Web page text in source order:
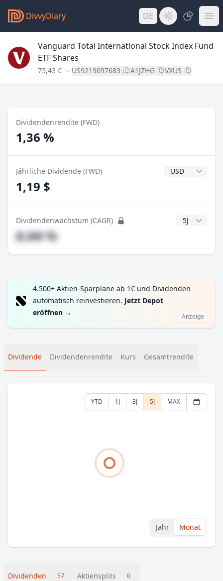
DivvyDiary DE
Vanguard Total International Stock Index Fund
ETF Shares
75,43 € US9219097683 A1JZHG VXUS
Dividendenrendite (FWD)
1,36 %
Jährliche Dividende (FWD)
1,19 $
Dividendenwachstum (CAGR) CAGR Jahre
#,## %
4.500+ Aktien-Sparpläne ab 1€ und Dividenden
automatisch reinvestieren. Jetzt Depot
eröffnen → Anzeige
Dividende Dividendenrendite Kurs Gesamtrendite
YTD 1J 3J 5J MAX
Jahr Monat
Dividenden 57 Aktiensplits 0